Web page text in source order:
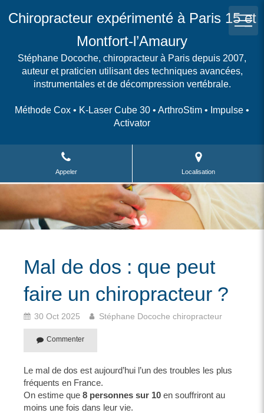
Chiropracteur expérimenté à Paris 15 et
Montfort-l’Amaury
Stéphane Docoche, chiropracteur à Paris depuis 2007,
auteur et praticien utilisant des techniques avancées,
instrumentales et de décompression vertébrale.
Méthode Cox • K-Laser Cube 30 • ArthroStim • Impulse •
Activator
Appeler Localisation
Mal de dos : que peut
faire un chiropracteur ?
30 Oct 2025 Stéphane Docoche chiropracteur
Commenter
Le mal de dos est aujourd’hui l’un des troubles les plus
fréquents en France.
On estime que 8 personnes sur 10 en souffriront au
moins une fois dans leur vie.